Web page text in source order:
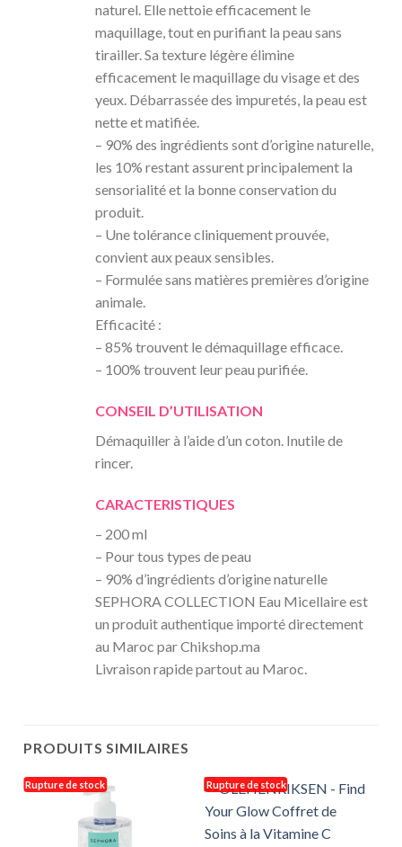
naturel. Elle nettoie efficacement le
maquillage, tout en purifiant la peau sans
tirailler. Sa texture légère élimine
efficacement le maquillage du visage et des
yeux. Débarrassée des impuretés, la peau est
nette et matifiée.
– 90% des ingrédients sont d’origine naturelle,
les 10% restant assurent principalement la
sensorialité et la bonne conservation du
produit.
– Une tolérance cliniquement prouvée,
convient aux peaux sensibles.
– Formulée sans matières premières d’origine
animale.
Efficacité :
– 85% trouvent le démaquillage efficace.
– 100% trouvent leur peau purifiée.
CONSEIL D’UTILISATION
Démaquiller à l’aide d’un coton. Inutile de
rincer.
CARACTERISTIQUES
– 200 ml
– Pour tous types de peau
– 90% d’ingrédients d’origine naturelle
SEPHORA COLLECTION Eau Micellaire est
un produit authentique importé directement
au Maroc par Chikshop.ma
Livraison rapide partout au Maroc.
PRODUITS SIMILAIRES
Rupture de stock Rupture de stock